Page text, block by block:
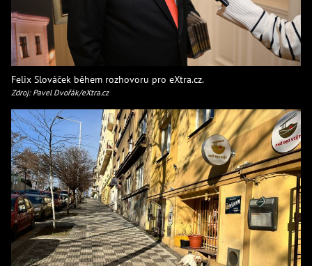
Felix Slováček během rozhovoru pro eXtra.cz.
Zdroj: Pavel Dvořák/eXtra.cz